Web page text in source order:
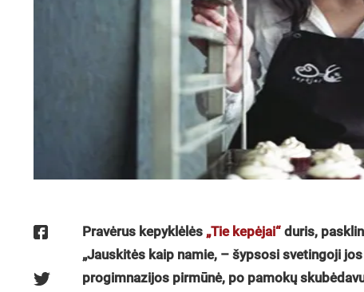
Pravėrus kepyklėlės „Tie kepėjai“ duris,
„Jauskitės kaip namie, – šypsosi svetingoji
progimnazijos pirmūnė, po pamokų